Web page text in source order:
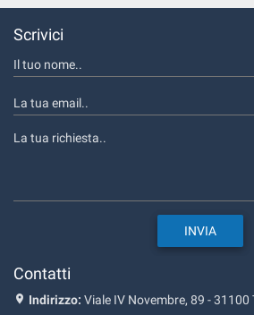
Scrivici
Contatti
Indirizzo: Viale IV Novembre, 89 - 31100